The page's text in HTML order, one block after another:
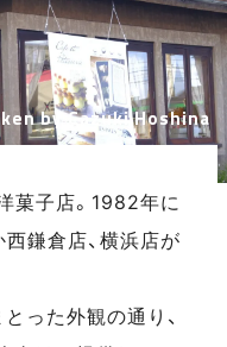
by Cazuki Hoshina
菓子店。1982年に
鎌倉店、横浜店が
った外観の通り、